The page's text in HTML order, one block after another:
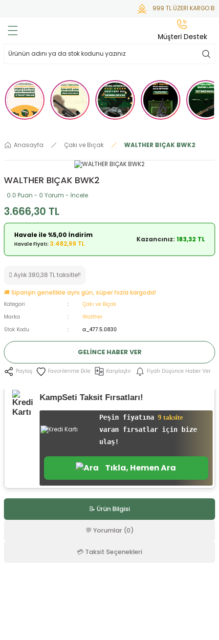
999 TL ÜZERİ KARGO
Mermisi
Anasayfa Çakı ve Bıçak WALTHER BIÇAK BWK2
WALTHER BIÇAK BWK2
0.0 Puan - 0 Yorum - İncele
3.666,30 TL
Havale ile %5,00 İndirim
Havale Fiyatı: 3.482,99 TL
Kazancınız: 183,32 TL
Aylık 380,38 TL taksitle!!
🚚 Siparişin genellikle aynı gün, süper hızla kargoda!
Kategori
Çakı ve Bıçak
Marka
Walther
Stok Kodu
a_477.5.0830
GELINCE HABER VER
Paylaş Karşılaştır Fiyatı Düşünce Haber Ver
KampSeti Taksit Fırsatları!
Peşin fiyatına 9 taksite
varan fırsatlar için bize
ulaş!
Tıkla, Hemen Ara
📝 Ürün Bilgisi
💬 Yorumlar (0)
💳 Taksit Seçenekleri